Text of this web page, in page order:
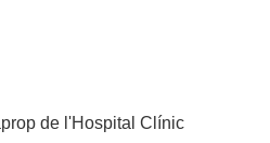
de l'Hospital Clínic